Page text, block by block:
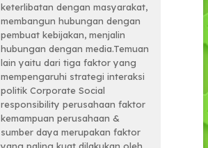
keterlibatan dengan masyarakat,
membangun hubungan dengan
pembuat kebijakan, menjalin
hubungan dengan media.Temuan
lain yaitu dari tiga faktor yang
mempengaruhi strategi interaksi
politik Corporate Social
responsibility perusahaan faktor
kemampuan perusahaan &
sumber daya merupakan faktor